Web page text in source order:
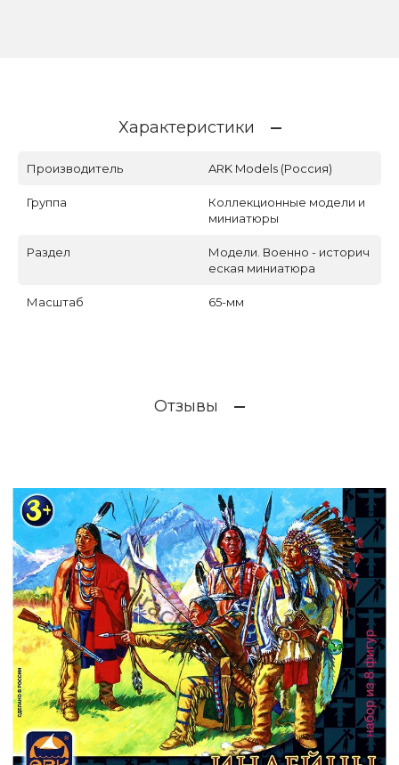
Характеристики
Производитель ARK Models (Россия)
Группа
Коллекционные модели и
миниатюры
Раздел
Модели. Военно - историч
еская миниатюра
Масштаб 65-мм
Отзывы